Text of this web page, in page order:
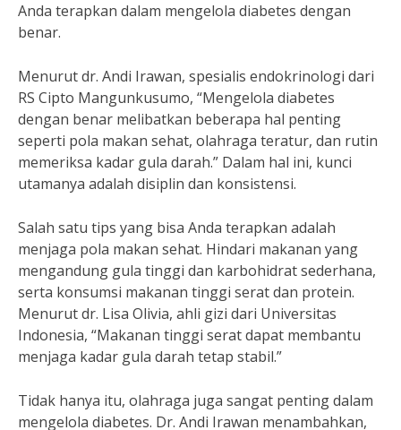
Anda terapkan dalam mengelola diabetes dengan
benar.
Menurut dr. Andi Irawan, spesialis endokrinologi dari
RS Cipto Mangunkusumo, “Mengelola diabetes
dengan benar melibatkan beberapa hal penting
seperti pola makan sehat, olahraga teratur, dan rutin
memeriksa kadar gula darah.” Dalam hal ini, kunci
utamanya adalah disiplin dan konsistensi.
Salah satu tips yang bisa Anda terapkan adalah
menjaga pola makan sehat. Hindari makanan yang
mengandung gula tinggi dan karbohidrat sederhana,
serta konsumsi makanan tinggi serat dan protein.
Menurut dr. Lisa Olivia, ahli gizi dari Universitas
Indonesia, “Makanan tinggi serat dapat membantu
menjaga kadar gula darah tetap stabil.”
Tidak hanya itu, olahraga juga sangat penting dalam
mengelola diabetes. Dr. Andi Irawan menambahkan,